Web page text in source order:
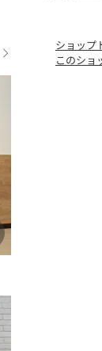
ショップ
このショ